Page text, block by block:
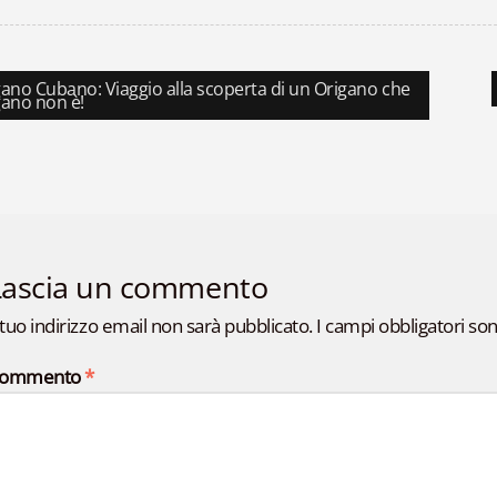
Cubano: Viaggio alla scoperta di un Origano che
non è!
un commento
indirizzo email non sarà pubblicato.I campi obbligatori
*